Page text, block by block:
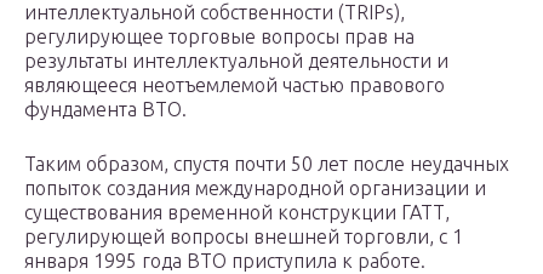
интеллектуальной собственности (TRIPs),
регулирующее торговые вопросы прав на
результаты интеллектуальной деятельности и
являющееся неотъемлемой частью правового
фундамента ВТО.
Таким образом, спустя почти 50 лет после неудачных
попыток создания международной организации и
существования временной конструкции ГАТТ,
регулирующей вопросы внешней торговли, с 1
января 1995 года ВТО приступила к работе.